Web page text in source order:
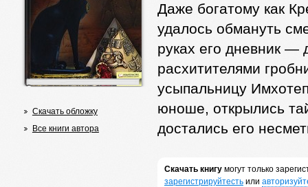
Скачать обложку
Все книги автора
Даже богатому как
удалось обмануть
руках его дневник —
расхитителями
усыпальницу
юноше, открылись
достались его
Скачать книгумогут только
зарегистрируйтестьили